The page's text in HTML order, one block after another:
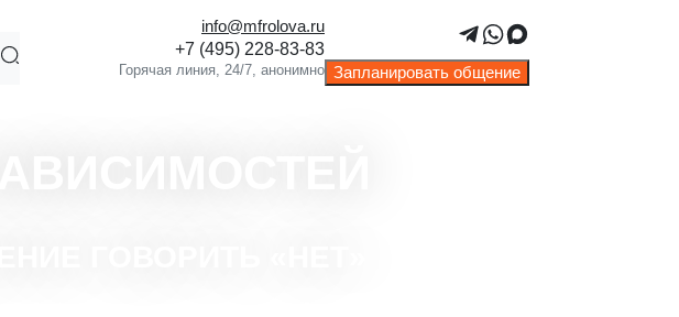
info@mfrolova.ru
Запланировать общение